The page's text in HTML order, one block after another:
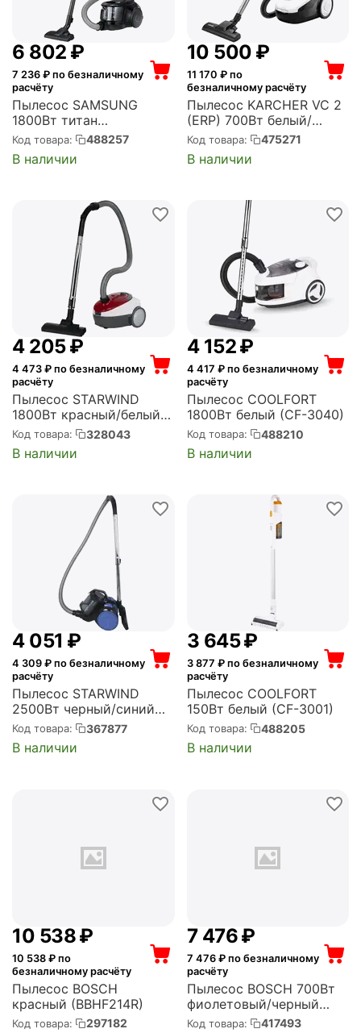
6 802 ₽
7 236 ₽ по безналичному
расчёту
Пылесос SAMSUNG
1800Вт титан
(VC18M2150SG/EV)
Код товара: 488257
В наличии
10 500 ₽
11 170 ₽ по
безналичному расчёту
Пылесос KARCHER VC 2
(ERP) 700Вт белый/
черный (1.198-035.0)
Код товара: 475271
В наличии
4 205₽
4 473 ₽ по безналичному
расчёту
Пылесос STARWIND
1800Вт красный/белый
(SCB1114)
Код товара: 328043
В наличии
4 152₽
4 417 ₽ по безналичному
расчёту
Пылесос COOLFORT
1800Вт белый (CF-3040)
Код товара: 488210
В наличии
4 051 ₽
4 309 ₽ по безналичному
расчёту
Пылесос STARWIND
2500Вт черный/синий
(SCV2555)
Код товара: 367877
В наличии
3 645₽
3 877 ₽ по безналичному
расчёту
Пылесос COOLFORT
150Вт белый (CF-3001)
Код товара: 488205
В наличии
10 538₽
10 538 ₽ по
безналичному расчёту
Пылесос BOSCH
красный (BBHF214R)
Код товара: 297182
7 476₽
7 476₽ по безналичному
расчёту
Пылесос BOSCH 700Вт
фиолетовый/черный
(BGC05AAA1)
Код товара: 417493